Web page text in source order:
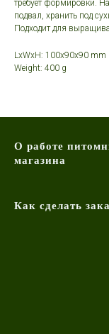
требует формировки.
подвал, хранить под
Подходит для
LxWxH: 100x90x90 mm
Weight: 400 g
О работе
магазина
Как сделать